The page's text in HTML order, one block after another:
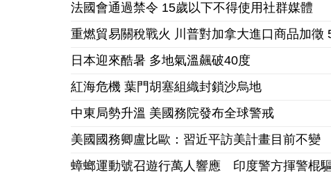
法國會通過禁令 15歲以下不得使用社群媒體
重燃貿易關稅戰火 川普對加拿大進口商品加徵
日本迎來酷暑 多地氣溫飆破40度
紅海危機 葉門胡塞組織封鎖沙烏地
中東局勢升溫 美國務院發布全球警戒
美國國務卿盧比歐：習近平訪美計畫目前不變
蟑螂運動號召遊行萬人響應 印度警方揮警棍